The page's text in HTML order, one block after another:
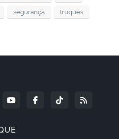
segurança truques